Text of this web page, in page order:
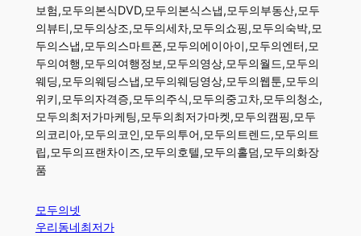
보험,모두의본식DVD,모두의본식스냅,모두의부동산,모두
의뷰티,모두의상조,모두의세차,모두의쇼핑,모두의숙박,모
두의스냅,모두의스마트폰,모두의에이아이,모두의엔터,모
두의여행,모두의여행정보,모두의영상,모두의월드,모두의
웨딩,모두의웨딩스냅,모두의웨딩영상,모두의웹툰,모두의
위키,모두의자격증,모두의주식,모두의중고차,모두의청소,
모두의최저가마케팅,모두의최저가마켓,모두의캠핑,모두
의코리아,모두의코인,모두의투어,모두의트렌드,모두의트
립,모두의프랜차이즈,모두의호텔,모두의홀덤,모두의화장
품
모두의넷
우리동네최저가